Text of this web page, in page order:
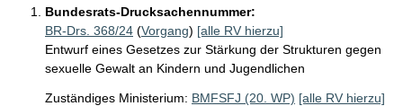
Bundesrats-Drucksachennummer:
BR-Drs. 368/24 (Vorgang) [alle RV hierzu]
Entwurf eines Gesetzes zur Stärkung der Strukturen gegen
sexuelle Gewalt an Kindern und Jugendlichen
Zuständiges Ministerium: BMFSFJ (20. WP) [alle RV hierzu]